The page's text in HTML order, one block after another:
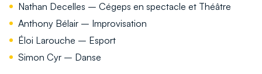
Nathan Decelles – Cégeps en spectacle et Théâtre
Anthony Bélair – Improvisation
Éloi Larouche – Esport
Simon Cyr – Danse